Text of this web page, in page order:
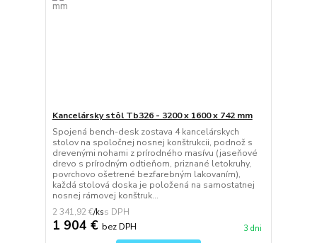
Kancelársky stôl Tb326 - 3200 x 1600 x 742 mm
Spojená bench-desk zostava 4 kancelárskych
stolov na spoločnej nosnej konštrukcii, podnož s
drevenými nohami z prírodného masívu (jaseňové
drevo s prírodným odtieňom, priznané letokruhy,
povrchovo ošetrené bezfarebným lakovaním),
každá stolová doska je položená na samostatnej
nosnej rámovej konštruk...
2 341,92 €/ks
1 904 € bez DPH 3 dni